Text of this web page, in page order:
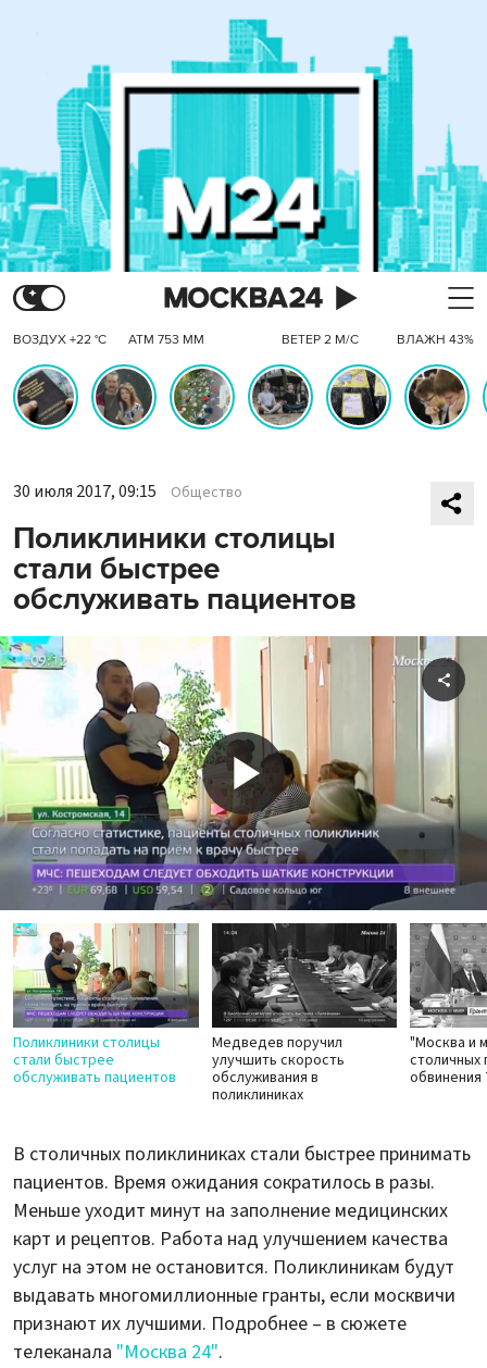
ВОЗДУХ +22 °C АТМ 753 ММ ВЕТЕР 2 М/С ВЛАЖН 43%
30 июля 2017, 09:15 Общество
Поликлиники столицы
стали быстрее
обслуживать пациентов
Play
Video
Поликлиники столицы
стали быстрее
обслуживать пациентов
Медведев поручил
улучшить скорость
обслуживания в
поликлиниках
"Москва и
столичных
В столичных поликлиниках стали быстрее принимать
пациентов. Время ожидания сократилось в разы.
Меньше уходит минут на заполнение медицинских
карт и рецептов. Работа над улучшением качества
услуг на этом не остановится. Поликлиникам будут
выдавать многомиллионные гранты, если москвичи
признают их лучшими. Подробнее – в сюжете
телеканала "Москва 24".